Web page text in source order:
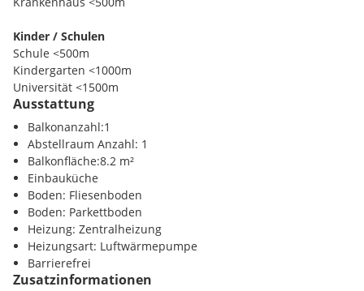
Umgebung. Die neu geschaffene Anlage bietet somit einen
attraktiven Rückzugsort für Grün- und Ruhesuchende sowie
eine Vielzahl an Sport- und Freizeitmöglichkeiten in nächster
Nähe. Durch die optimale Anbindung mit der U4 an die
Innenstadt und den Hietzinger Platz findet man zudem rasch
zahlreiche, exklusive Restaurants, ein breites Kulturangebot,
Universitäten und Hochschulen sowie eine Vielzahl an netten
Boutiquen und Einkaufsmöglichkeiten vor. Demnach besticht
dieses Objekt durch eine einzigartige Kombination aus
Neubaumoderne sowie aus entspannter Grünruhelage und
dem abwechslungsreichen Wiener Stadtleben.
Aufteilung -Ausstattung und Besonderheiten
Kinder / Schulen
Schule <500m
Kindergarten <1000m
Universität <1500m
Höhere Schule <5000m
Nahversorgung
Supermarkt <500m
Bäckerei <500m
Einkaufszentrum <3500m
Verkehr
U-Bahn <500m
Bahnhof <500m
Autobahnanschluss <3000m
Ausstattung
Balkonanzahl:1
Abstellraum Anzahl: 1
Balkonfläche:8.2 m²
Einbauküche
Boden: Fliesenboden
Boden: Parkettboden
Heizung: Zentralheizung
Heizungsart: Luftwärmepumpe
Barrierefrei
Zusatzinformationen